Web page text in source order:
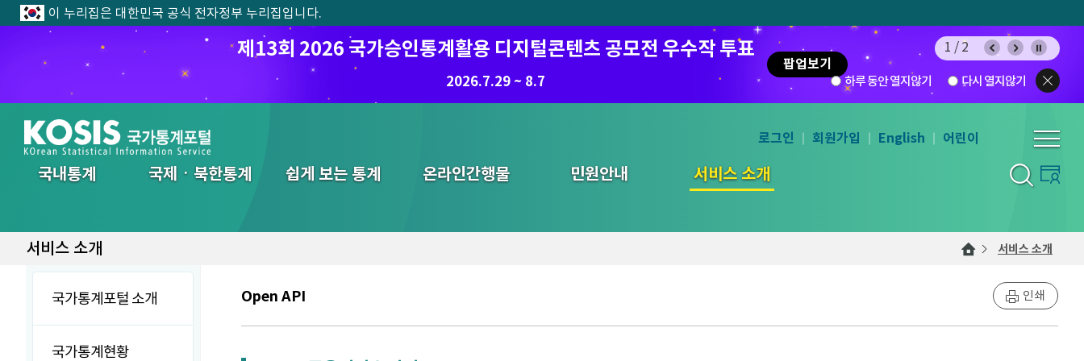
이 누리집은 대한민국 공식 전자정부 누리집입니다.
제13회 2026 국가승인통계활용 디지털콘텐츠 공모전 우수작 투표
2026.7.29 ~ 8.7
팝업보기
8.7.(금) ~ 8.21.(금)
1/2
하루 동안 열지않기 다시 열지않기
국내통계 국제ㆍ북한통계 쉽게 보는 통계 온라인간행물 민원안내 서비스 소개
통합검색
로그인 회원가입 English 어린이
서비스 소개 서비스 소개
국가통계포털 소개
국가통계현황
Open API 인쇄